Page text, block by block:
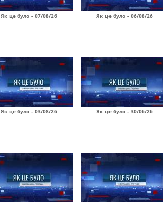
Як це було - 07/08/26 Як це було - 06/08/26
Як це було - 03/08/26 Як це було - 30/06/26